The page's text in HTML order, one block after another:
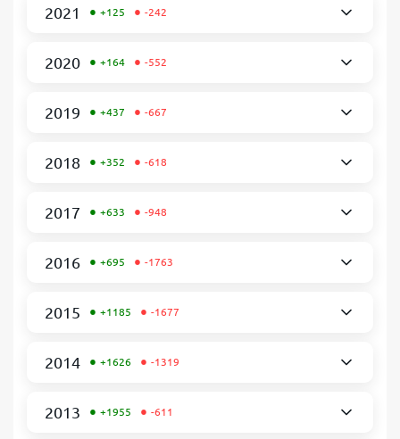
2021 • +125 • -242
2020 • +164 • -552
2019 • +437 • -667
2018 • +352 • -618
2017 • +633 • -948
2016 • +695 • -1763
2015 • +1185 • -1677
2014 • +1626 • -1319
2013 • +1955 • -611